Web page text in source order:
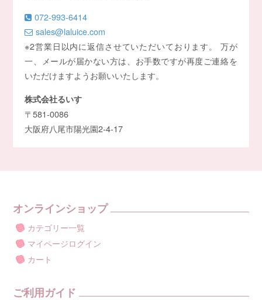
072-993-6414
sales@laluice.com
※2営業日以内に返信させていただいております。 万が
一、メールが届かない方は、お手数ですが再度ご連絡を
いただけますようお願いいたします。
株式会社るいす
〒581-0086
大阪府八尾市陽光園2-4-17
オンラインショップ
カテゴリー一覧
マイページログイン
カート
ご利用ガイド